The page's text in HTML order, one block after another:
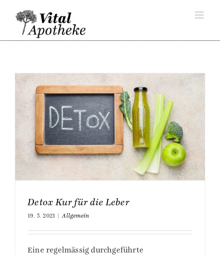
content
Detox Kur für die Leber
19. 3. 2021 Allgemein
Eine regelmässig durchgeführte